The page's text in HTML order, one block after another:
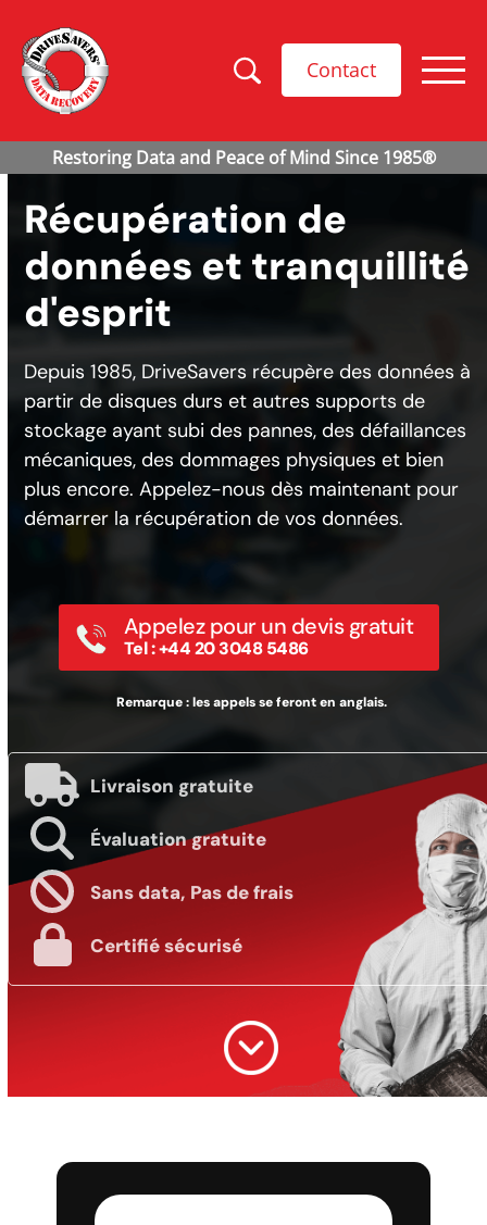
Contact
Récupération de
données et tranquillité
d'esprit
Depuis 1985, DriveSavers récupère des données à
partir de disques durs et autres supports de
stockage ayant subi des pannes, des défaillances
mécaniques, des dommages physiques et bien
plus encore. Appelez-nous dès maintenant pour
démarrer la récupération de vos données.
Appelez pour un devis gratuit
Tel : +44 20 3048 5486
Remarque : les appels se feront en anglais.
Livraison gratuite
Évaluation gratuite
Sans data, Pas de frais
Certifié sécurisé